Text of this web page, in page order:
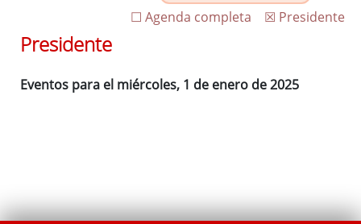
☒ Presidente
☐ Agenda completa
Presidente
Eventos para el miércoles, 1 de enero de 2025